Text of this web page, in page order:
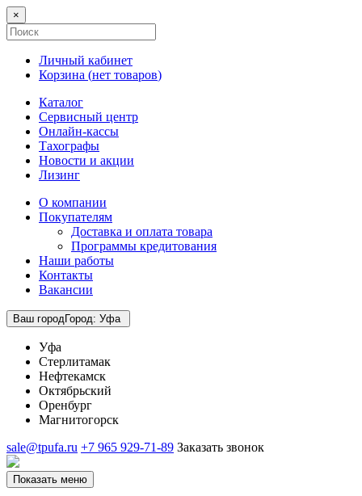
×
Личный кабинет
Корзина (нет товаров)
Каталог
Сервисный центр
Онлайн-кассы
Тахографы
Новости и акции
Лизинг
О компании
Покупателям
Доставка и оплата товара
Программы кредитования
Наши работы
Контакты
Вакансии
Ваш городГород: Уфа
Уфа
Стерлитамак
Нефтекамск
Октябрьский
Оренбург
Магнитогорск
sale@tpufa.ru +7 965 929-71-89 Заказать звонок
Показать меню